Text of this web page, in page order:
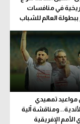
في منافسات
ببطولة العالم للشباب
تمهيدي
ومناقشة آلية
الأمم الإفريقية